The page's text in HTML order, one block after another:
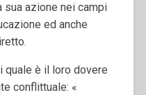
sua azione nei campi
ed anche
quale è il loro dovere
conflittuale: «